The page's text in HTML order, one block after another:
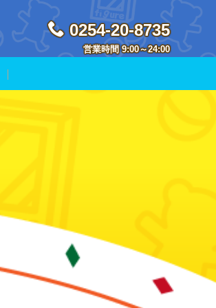
0254-20-8735
営業時間 9:00～24:00